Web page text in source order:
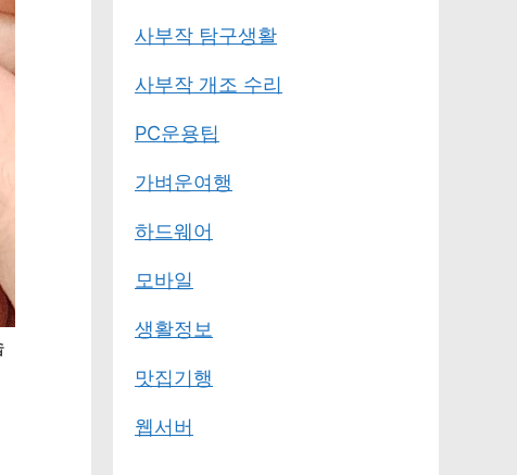
사부작 탐구생활
사부작 개조 수리
PC운용팁
가벼운여행
하드웨어
모바일
생활정보
맛집기행
웹서버